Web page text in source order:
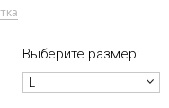
Выберите размер: